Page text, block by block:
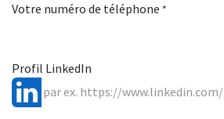
Votre numéro de téléphone *
Profil LinkedIn